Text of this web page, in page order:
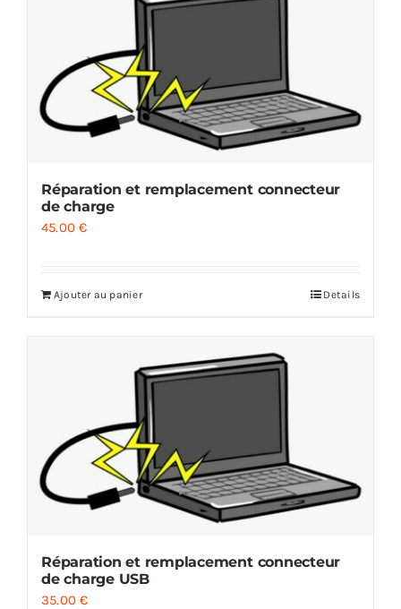
Réparation et remplacement connecteur
de charge
45.00€
Ajouter au panier Details
Réparation et remplacement connecteur
de charge USB
35.00€